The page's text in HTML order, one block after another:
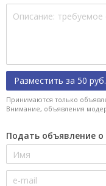
Разместить за 50 руб.
Принимаются только
Внимание, объявления
Подать объявление